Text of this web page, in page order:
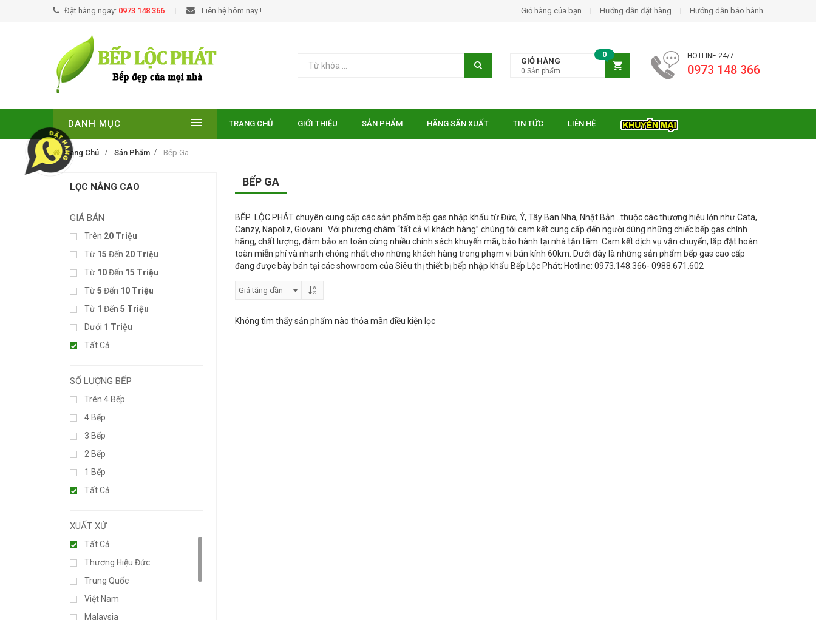
Đặt hàng ngay: 0973 148 366 Liên hệ hôm nay ! Giỏ hàng của bạn Hướng dẫn đặt hàng Hướng dẫn bảo hành
HOTLINE 24/7
0973 148 366
GIỎ HÀNG
0
0 Sản phẩm
DANH MỤC TRANG CHỦ GIỚI THIỆU SẢN PHẨM HÃNG SÃN XUẤT TIN TỨC LIÊN HỆ
Trang Chủ Sản Phẩm Bếp Ga
LỌC NÂNG CAO
GIÁ BÁN
Trên 20 Triệu
Từ 15 Đến 20 Triệu
Từ 10Đến 15 Triệu
Từ5 Đến 10 Triệu
Từ 1 Đến 5 Triệu
Dưới 1 Triệu
Tất Cả
SỐ LƯỢNG BẾP
Trên 4 Bếp
4 Bếp
3 Bếp
2 Bếp
1 Bếp
Tất Cả
XUẤT XỨ
Tất Cả
Thương Hiệu Đức
Trung Quốc
Việt Nam
Malaysia
BẾP GA
BẾP LỘC PHÁT chuyên cung cấp các sản phẩm bếp gas nhập khẩu từ Đức, Ý, Tây Ban Nha, Nhật Bản…thuộc các thương hiệu lớn như Cata,
Canzy, Napoliz, Giovani…Với phương châm “tất cả vì khách hàng” chúng tôi cam kết cung cấp đến người dùng những chiếc bếp gas chính
hãng, chất lượng, đảm bảo an toàn cùng nhiều chính sách khuyến mãi, bảo hành tại nhà tận tâm. Cam kết dịch vụ vận chuyển, lắp đặt hoàn
toàn miễn phí và nhanh chóng nhất cho những khách hàng trong phạm vi bán kính 60km. Dưới đây là những sản phẩm bếp gas cao cấp
đang được bày bán tại các showroom của Siêu thị thiết bị bếp nhập khẩu Bếp Lộc Phát; Hotline: 0973.148.366- 0988.671.602
Không tìm thấy sản phẩm nào thỏa mãn điều kiện lọc